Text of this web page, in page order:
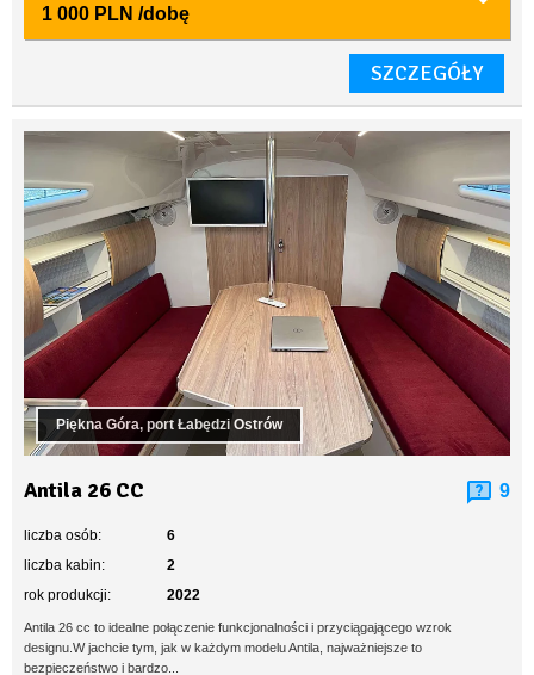
1 000 PLN /dobę
SZCZEGÓŁY
Piękna Góra, port Łabędzi Ostrów
Antila 26 CC 9
liczba osób:
6
liczba kabin:
2
rok produkcji:
2022
Antila 26 cc to idealne połączenie funkcjonalności i przyciągającego wzrok
designu.W jachcie tym, jak w każdym modelu Antila, najważniejsze to
bezpieczeństwo i bardzo...